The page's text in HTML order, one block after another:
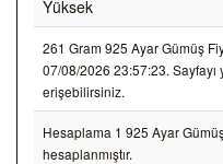
Yüksek
261 Gram 925 Ayar Gümüş
07/08/2026 23:57:23.
erişebilirsiniz.
Hesaplama 1 925 Ayar
hesaplanmıştır.